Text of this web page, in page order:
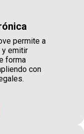
permite a
y emitir
forma
con